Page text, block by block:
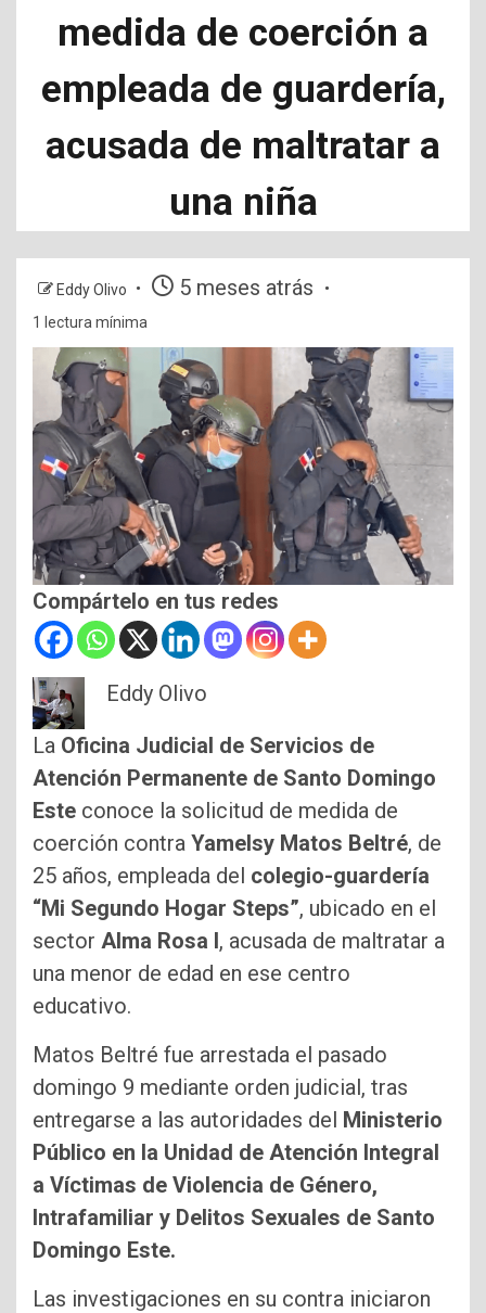
medida de coerción a
empleada de guardería,
acusada de maltratar a
una niña
Eddy Olivo 5 meses atrás
1 lectura mínima
Compártelo en tus redes
Eddy Olivo
La Oficina Judicial de Servicios de
Atención Permanente de Santo Domingo
Este conoce la solicitud de medida de
coerción contra Yamelsy Matos Beltré, de
25 años, empleada del colegio-guardería
“Mi Segundo Hogar Steps”, ubicado en el
sector Alma Rosa I, acusada de maltratar a
una menor de edad en ese centro
educativo.
Matos Beltré fue arrestada el pasado
domingo 9 mediante orden judicial, tras
entregarse a las autoridades del Ministerio
Público en la Unidad de Atención Integral
a Víctimas de Violencia de Género,
Intrafamiliar y Delitos Sexuales de Santo
Domingo Este.
Las investigaciones en su contra iniciaron